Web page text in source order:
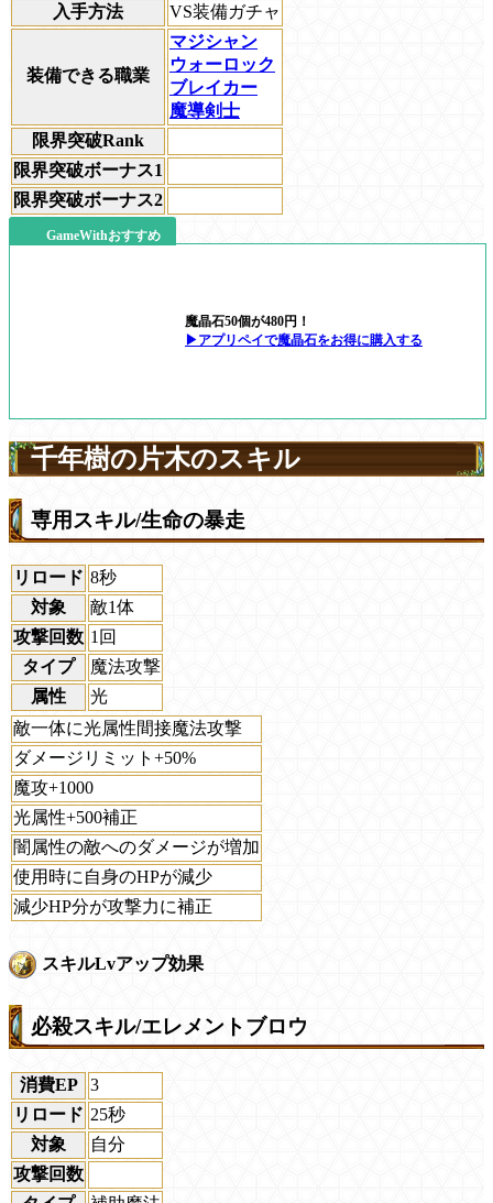
入手方法
VS装備ガチャ
装備できる職業
マジシャン
ウォーロック
ブレイカー
魔導剣士
限界突破Rank
限界突破ボーナス1
限界突破ボーナス2
GameWithおすすめ
魔晶石50個が480円！
▶アプリペイで魔晶石をお得に購入する
千年樹の片木のスキル
専用スキル/生命の暴走
リロード 8秒
対象
敵1体
攻撃回数 1回
タイプ
魔法攻撃
属性
光
敵一体に光属性間接魔法攻撃
ダメージリミット+50%
魔攻+1000
光属性+500補正
闇属性の敵へのダメージが増加
使用時に自身のHPが減少
減少HP分が攻撃力に補正
スキルLvアップ効果
必殺スキル/エレメントブロウ
消費EP
3
リロード 25秒
対象
自分
攻撃回数